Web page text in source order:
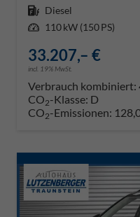
Kraftstoff Diesel
Leistung 110 kW (150 PS)
33.207,– €
incl. 19% MwSt.
Verbrauch kombiniert:
CO2-Klasse: D
CO2-Emissionen: